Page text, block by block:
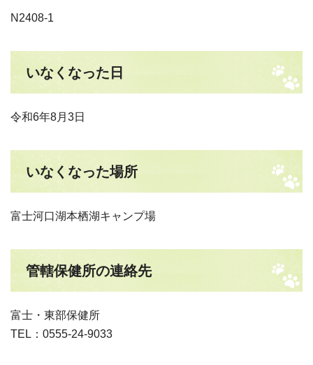
N2408-1
いなくなった日
令和6年8月3日
いなくなった場所
富士河口湖本栖湖キャンプ場
管轄保健所の連絡先
富士・東部保健所
TEL：0555-24-9033